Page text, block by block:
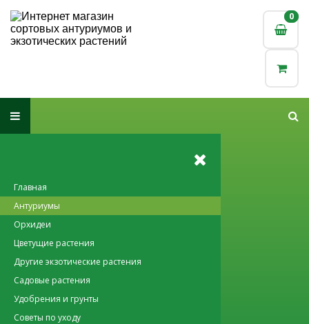
0
0
Главная
Антуриумы
Орхидеи
Цветущие растения
Другие экзотические растения
Садовые растения
Удобрения и грунты
Советы по уходу